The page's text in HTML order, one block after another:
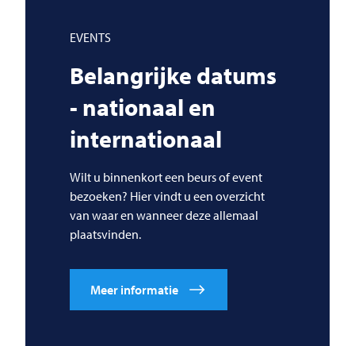
EVENTS
Belangrijke datums
- nationaal en
internationaal
Wilt u binnenkort een beurs of event
bezoeken? Hier vindt u een overzicht
van waar en wanneer deze allemaal
plaatsvinden.
Meer informatie